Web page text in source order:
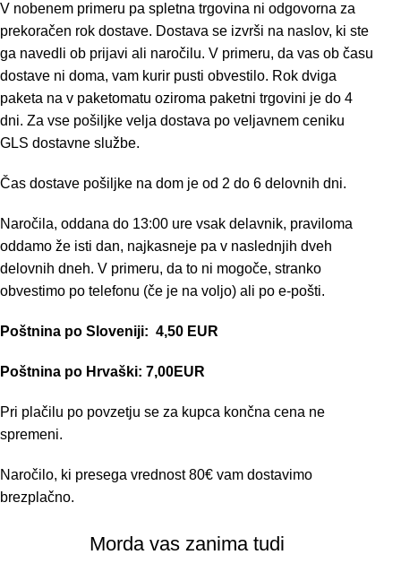
V nobenem primeru pa spletna trgovina ni odgovorna za
prekoračen rok dostave. Dostava se izvrši na naslov, ki ste
ga navedli ob prijavi ali naročilu. V primeru, da vas ob času
dostave ni doma, vam kurir pusti obvestilo. Rok dviga
paketa na v paketomatu oziroma paketni trgovini je do 4
dni. Za vse pošiljke velja dostava po veljavnem ceniku
GLS dostavne službe.
Čas dostave pošiljke na dom je od 2 do 6 delovnih dni.
Naročila, oddana do 13:00 ure vsak delavnik, praviloma
oddamo že isti dan, najkasneje pa v naslednjih dveh
delovnih dneh. V primeru, da to ni mogoče, stranko
obvestimo po telefonu (če je na voljo) ali po e-pošti.
Poštnina po Sloveniji: 4,50 EUR
Poštnina po Hrvaški: 7,00EUR
Pri plačilu po povzetju se za kupca končna cena ne
spremeni.
Naročilo, ki presega vrednost 80€ vam dostavimo
brezplačno.
Morda vas zanima tudi